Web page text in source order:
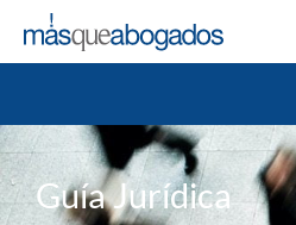
Guía Jurídica